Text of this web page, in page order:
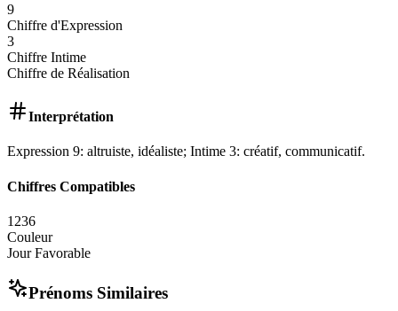
9
Chiffre d'Expression
3
Chiffre Intime
Chiffre de Réalisation
Interprétation
Expression 9: altruiste, idéaliste; Intime 3: créatif, communicatif.
Chiffres Compatibles
1 236
Couleur
Jour Favorable
Prénoms Similaires